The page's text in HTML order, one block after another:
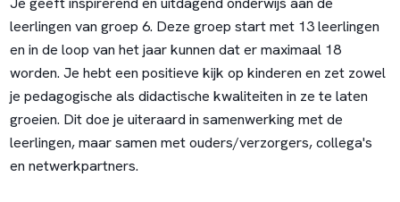
leerlingen van groep 6. Deze groep start met 13 leerlingen
en in de loop van het jaar kunnen dat er maximaal 18
worden. Je hebt een positieve kijk op kinderen en zet zowel
je pedagogische als didactische kwaliteiten in ze te laten
groeien. Dit doe je uiteraard in samenwerking met de
leerlingen, maar samen met ouders/verzorgers, collega's
en netwerkpartners.